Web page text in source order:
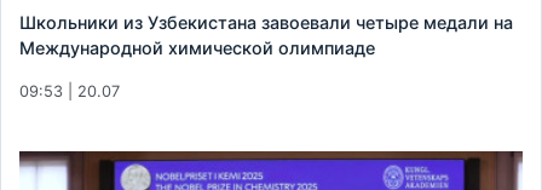
Школьники из Узбекистана завоевали четыре медали на
Международной химической олимпиаде
09:53 | 20.07